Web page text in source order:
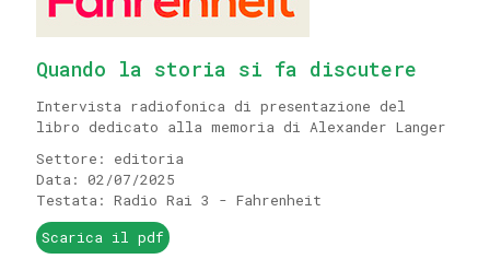
Quando la storia si fa discutere
Intervista radiofonica di presentazione del
libro dedicato alla memoria di Alexander Langer
Settore: editoria
Data: 02/07/2025
Testata: Radio Rai 3 - Fahrenheit
Scarica il pdf